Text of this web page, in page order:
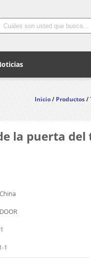
Inicio/Productos/
la puerta
1